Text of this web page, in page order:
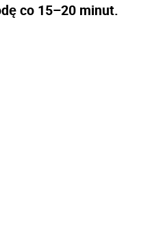
co 15–20 minut.